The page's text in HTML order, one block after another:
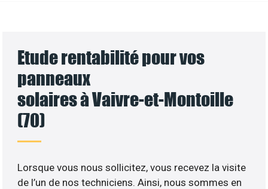
Etude rentabilité pour vos
panneaux
solaires à Vaivre-et-Montoille
(70)
Lorsque vous nous sollicitez, vous recevez la visite
de l’un de nos techniciens. Ainsi, nous sommes en